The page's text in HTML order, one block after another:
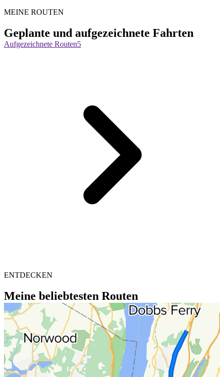
MEINE ROUTEN
Geplante und aufgezeichnete Fahrten
Aufgezeichnete Routen5
ENTDECKEN
Meine beliebtesten Routen